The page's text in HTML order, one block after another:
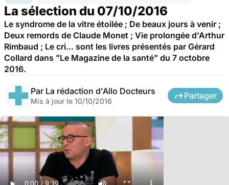
La sélection du 07/10/2016
Le syndrome de la vitre étoilée ; De beaux jours à venir ;
Deux remords de Claude Monet ; Vie prolongée d'Arthur
Rimbaud ; Le cri... sont les livres présentés par Gérard
Collard dans "Le Magazine de la santé" du 7 octobre
2016.
Par La rédaction d'Allo Docteurs
Mis à jour le 10/10/2016
Partager